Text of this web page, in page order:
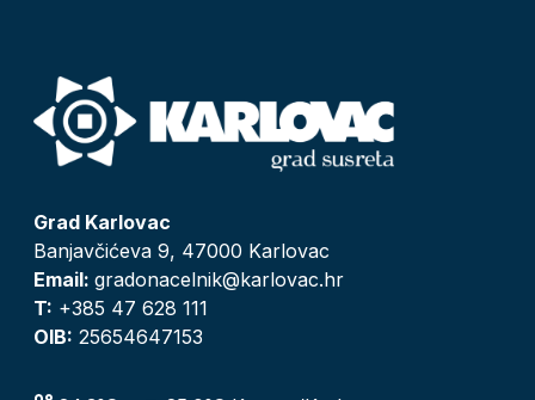
Grad Karlovac
Banjavčićeva 9, 47000 Karlovac
Email: gradonacelnik@karlovac.hr
T: +385 47 628 111
OIB: 25654647153